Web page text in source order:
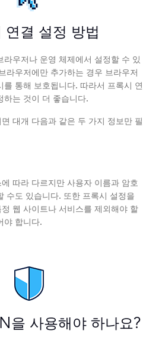
연결 설정 방법
라우저나 운영 체제에서 설정할 수 있
라우저에만 추가하는 경우 브라우저
를 통해 보호됩니다. 따라서 프록시 연
하는 것이 더 좋습니다.
대개 다음과 같은 두 가지 정보만 필
따라 다르지만 사용자 이름과 암호
수도 있습니다. 또한 프록시 설정을
웹 사이트나 서비스를 제외해야 할
야 합니다.
을 사용해야 하나요?